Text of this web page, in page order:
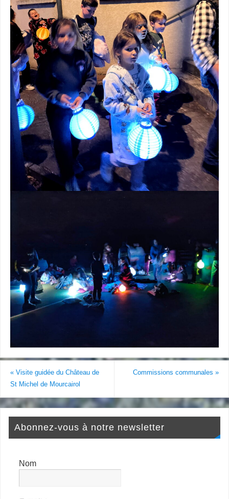
«Visite guidée du Château de
St Michel de Mourcairol
Commissions communales»
Abonnez-vous à notre newsletter
Nom